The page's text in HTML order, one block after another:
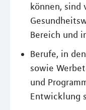
können, sind
Bereich und
Berufe, in
sowie
und
Entwicklung